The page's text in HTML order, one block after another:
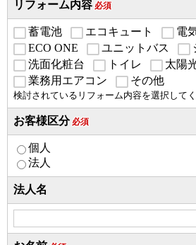
リフォーム内容 必須
蓄電池 エコキュート
電
ECO ONE
ユニットバス
洗面化粧台
トイレ 太陽
業務用エアコン
その他
検討されているリフォーム内容を選択して
お客様区分 必須
個人
法人
法人名